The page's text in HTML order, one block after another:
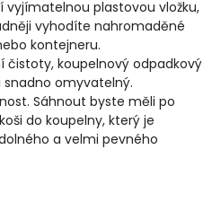
vyjímatelnou plastovou vložku,
vyhodíte nahromaděné
kontejneru.
čistoty, koupelnový odpadkový
omyvatelný.
Sáhnout byste měli po
do koupelny, který je
a velmi pevného